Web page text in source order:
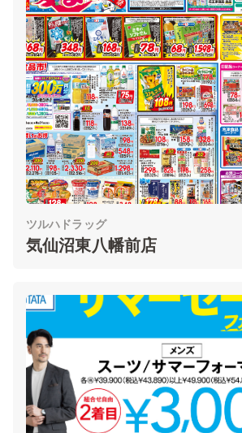
ツルハドラッグ
気仙沼東八幡前店